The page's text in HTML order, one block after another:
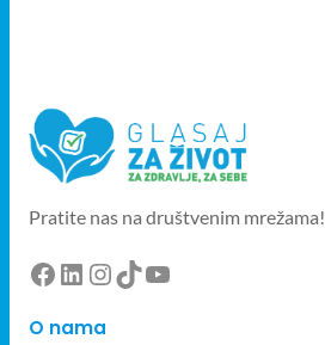
Pratite nas na društvenim mrežama!
O nama